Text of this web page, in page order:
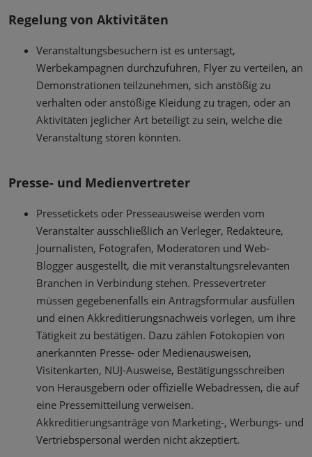
Regelung von Aktivitäten
Veranstaltungsbesuchern ist es untersagt,
Werbekampagnen durchzuführen, Flyer zu verteilen, an
Demonstrationen teilzunehmen, sich anstößig zu
verhalten oder anstößige Kleidung zu tragen, oder an
Aktivitäten jeglicher Art beteiligt zu sein, welche die
Veranstaltung stören könnten.
Presse- und Medienvertreter
Pressetickets oder Presseausweise werden vom
Veranstalter ausschließlich an Verleger, Redakteure,
Journalisten, Fotografen, Moderatoren und Web-
Blogger ausgestellt, die mit veranstaltungsrelevanten
Branchen in Verbindung stehen. Pressevertreter
müssen gegebenenfalls ein Antragsformular ausfüllen
und einen Akkreditierungsnachweis vorlegen, um ihre
Tätigkeit zu bestätigen. Dazu zählen Fotokopien von
anerkannten Presse- oder Medienausweisen,
Visitenkarten, NUJ-Ausweise, Bestätigungsschreiben
von Herausgebern oder offizielle Webadressen, die auf
eine Pressemitteilung verweisen.
Akkreditierungsanträge von Marketing-, Werbungs- und
Vertriebspersonal werden nicht akzeptiert.